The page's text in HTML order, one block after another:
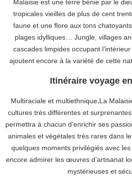
Malaisie est une terre bénie par le
tropicales vieilles de plus de cent
faune et une flore aux tons
plages idylliques… Jungle, villages
cascades limpides occupant
ajoutent encore à la variété de cette
Itinéraire voyage
Multiraciale et multiethnique.La
cultures très différentes et
permettra à chacun d’enrichir ses
animales et végétales très rares dans
quelques moments privilégiés avec
encore admirer les œuvres d’artisanat
mystérieuses et